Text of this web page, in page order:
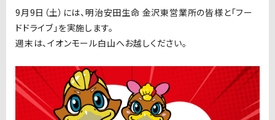
9月9日（土）には、明治安田生命 金沢東営業所の皆様と「フー
ドドライブ」を実施します。
週末は、イオンモール白山へお越しください。